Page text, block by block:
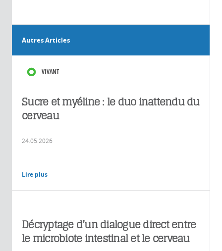
Autres Articles
VIVANT
Sucre et myéline : le duo inattendu du
cerveau
24.05.2026
Lire plus
Décryptage d’un dialogue direct entre
le microbiote intestinal et le cerveau